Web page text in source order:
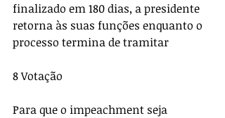
finalizado em 180 dias, a presidente
retorna às suas funções enquanto o
processo termina de tramitar
8 Votação
Para que o impeachment seja